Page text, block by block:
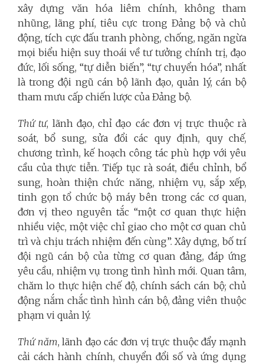
xây dựng văn hóa liêm chính, không tham
nhũng, lãng phí, tiêu cực trong Đảng bộ và chủ
động, tích cực đấu tranh phòng, chống, ngăn ngừa
mọi biểu hiện suy thoái về tư tưởng chính trị, đạo
đức, lối sống, “tự diễn biến”, “tự chuyển hóa”, nhất
là trong đội ngũ cán bộ lãnh đạo, quản lý, cán bộ
tham mưu cấp chiến lược của Đảng bộ.
Thứ tư, lãnh đạo, chỉ đạo các đơn vị trực thuộc rà
soát, bổ sung, sửa đổi các quy định, quy chế,
chương trình, kế hoạch công tác phù hợp với yêu
cầu của thực tiễn. Tiếp tục rà soát, điều chỉnh, bổ
sung, hoàn thiện chức năng, nhiệm vụ, sắp xếp,
tinh gọn tổ chức bộ máy bên trong các cơ quan,
đơn vị theo nguyên tắc “một cơ quan thực hiện
nhiều việc, một việc chỉ giao cho một cơ quan chủ
trì và chịu trách nhiệm đến cùng”. Xây dựng, bố trí
đội ngũ cán bộ của từng cơ quan đảng, đáp ứng
yêu cầu, nhiệm vụ trong tình hình mới. Quan tâm,
chăm lo thực hiện chế độ, chính sách cán bộ; chủ
động nắm chắc tình hình cán bộ, đảng viên thuộc
phạm vi quản lý.
Thứ năm, lãnh đạo các đơn vị trực thuộc đẩy mạnh
cải cách hành chính, chuyển đổi số và ứng dụng